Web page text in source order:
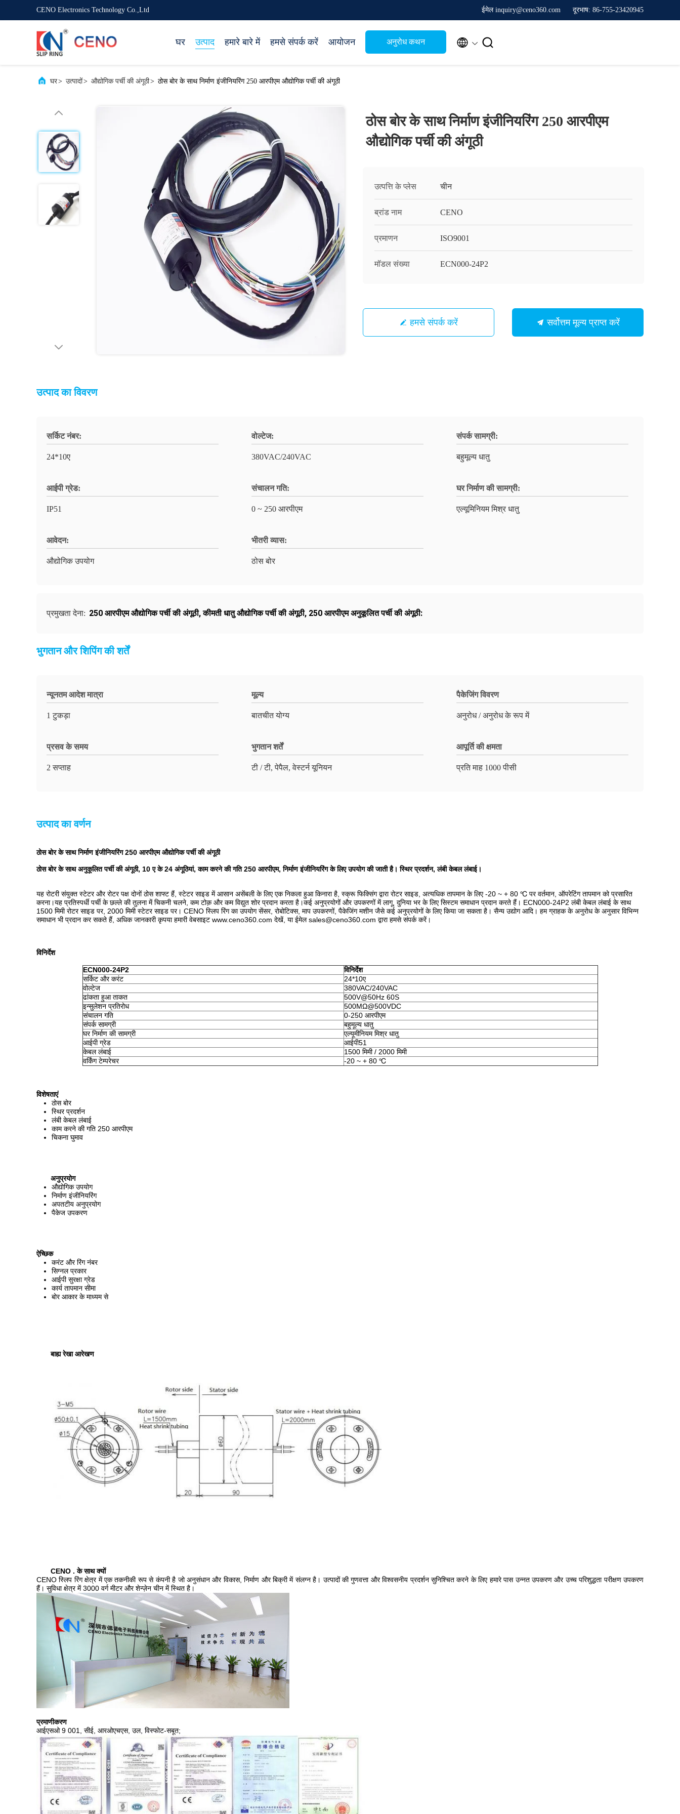
CENO Electronics Technology Co.,Ltd ईमेल inquiry@ceno360.com दूरभाष: 86-755-23420945
घर उत्पाद हमारे बारे में हमसे संपर्क करें आयोजन अनुरोध कथन  
घर> उत्पादों> औद्योगिक पर्ची की अंगूठी> ठोस बोर के साथ निर्माण इंजीनियरिंग 250 आरपीएम औद्योगिक पर्ची की अंगूठी
ठोस बोर के साथ निर्माण इंजीनियरिंग 250 आरपीएम
औद्योगिक पर्ची की अंगूठी
उत्पत्ति के प्लेस चीन
ब्रांड नाम CENO
प्रमाणन ISO9001
मॉडल संख्या ECN000-24P2
हमसे संपर्क करें सर्वोत्तम मूल्य प्राप्त करें
उत्पाद का विवरण
सर्किट नंबर:
24*10ए
वोल्टेज:
380VAC/240VAC
संपर्क सामग्री:
बहुमूल्य धातु
आईपी ​​ग्रेड:
IP51
संचालन गति:
0 ~ 250 आरपीएम
घर निर्माण की सामग्री:
एल्यूमिनियम मिश्र धातु
आवेदन:
औद्योगिक उपयोग
भीतरी व्यास:
ठोस बोर
प्रमुखता देना: 250 आरपीएम औद्योगिक पर्ची की अंगूठी,कीमती धातु औद्योगिक पर्ची की अंगूठी, 250 आरपीएम अनुकूलित पर्ची की अंगूठी:
भुगतान और शिपिंग की शर्तें
न्यूनतम आदेश मात्रा
1 टुकड़ा
मूल्य
बातचीत योग्य
पैकेजिंग विवरण
अनुरोध / अनुरोध के रूप में
प्रसव के समय
2 सप्ताह
भुगतान शर्तें
टी / टी, पेपैल, वेस्टर्न यूनियन
आपूर्ति की क्षमता
प्रति माह 1000 पीसी
उत्पाद का वर्णन
ठोस बोर के साथ निर्माण इंजीनियरिंग 250 आरपीएम औद्योगिक पर्ची की अंगूठी
ठोस बोर के साथ अनुकूलित पर्ची की अंगूठी, 10 ए के 24 अंगूठियां, काम करने की गति 250 आरपीएम, निर्माण इंजीनियरिंग के लिए उपयोग की जाती है। स्थिर प्रदर्शन, लंबी केबल लंबाई।
यह रोटरी संयुक्त स्टेटर और रोटर पक्ष दोनों ठोस शाफ्ट हैं, स्टेटर साइड में आसान असेंबली के लिए एक निकला हुआ किनारा है, स्क्रू फिक्सिंग द्वारा रोटर साइड, अत्यधिक तापमान के लिए -20 ~ + 80 ℃ पर वर्तमान, ऑपरेटिंग तापमान को प्रसारित
करना।यह प्रतिस्पर्धी पर्ची के छल्ले की तुलना में चिकनी चलने, कम टोक़ और कम विद्युत शोर प्रदान करता है।कई अनुप्रयोगों और उपकरणों में लागू, दुनिया भर के लिए सिस्टम समाधान प्रदान करते हैं। ECN000-24P2 लंबी केबल लंबाई के साथ
1500 मिमी रोटर साइड पर, 2000 मिमी स्टेटर साइड पर। CENO स्लिप रिंग का उपयोग सेंसर, रोबोटिक्स, माप उपकरणों, पैकेजिंग मशीन जैसे कई अनुप्रयोगों के लिए किया जा सकता है। सैन्य उद्योग आदि। हम ग्राहक के अनुरोध के अनुसार विभिन्न
समाधान भी प्रदान कर सकते हैं, अधिक जानकारी कृपया हमारी वेबसाइट www.ceno360.com देखें, या ईमेल sales@ceno360.com द्वारा हमसे संपर्क करें।
विनिर्देश
ECN000-24P2
विनिर्देश
सर्किट और करंट
24*10ए
वोल्टेज
380VAC/240VAC
ढांकता हुआ ताकत
500V@50Hz 60S
इन्सुलेशन प्रतिरोध
500MΩ@500VDC
संचालन गति
0-250 आरपीएम
संपर्क सामग्री
बहुमूल्य धातु
घर निर्माण की सामग्री
एल्यूमीनियम मिश्र धातु
आईपी ​​ग्रेड
आईपी51
केबल लंबाई
1500 मिमी / 2000 मिमी
वर्किंग टेम्परेचर
-20 ~ + 80 ℃
विशेषताएं
ठोस बोर
स्थिर प्रदर्शन
लंबी केबल लंबाई
काम करने की गति 250 आरपीएम
चिकना घुमाव
अनुप्रयोग
औद्योगिक उपयोग
निर्माण इंजीनियरिंग
अपतटीय अनुप्रयोग
पैकेज उपकरण
ऐच्छिक
करंट और रिंग नंबर
सिग्नल प्रकार
आईपी ​​​​सुरक्षा ग्रेड
कार्य तापमान सीमा
बोर आकार के माध्यम से
बाह्य रेखा आरेखण
CENO . के साथ क्यों
CENO स्लिप रिंग क्षेत्र में एक तकनीकी रूप से कंपनी है जो अनुसंधान और विकास, निर्माण और बिक्री में संलग्न है। उत्पादों की गुणवत्ता और विश्वसनीय प्रदर्शन सुनिश्चित करने के लिए हमारे पास उन्नत उपकरण और उच्च परिशुद्धता परीक्षण उपकरण
हैं। सुविधा क्षेत्र में 3000 वर्ग मीटर और शेन्ज़ेन चीन में स्थित है।
प्रमाणीकरण
आईएसओ 9 001, सीई, आरओएचएस, उल, विस्फोट-सबूत;